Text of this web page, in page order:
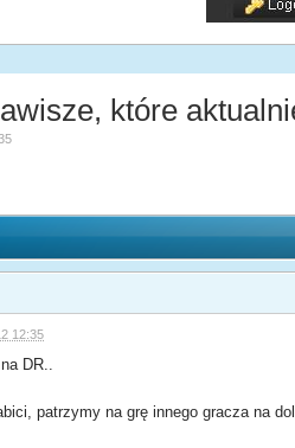
które
12:35
DR..
patrzymy na grę innego gracza na